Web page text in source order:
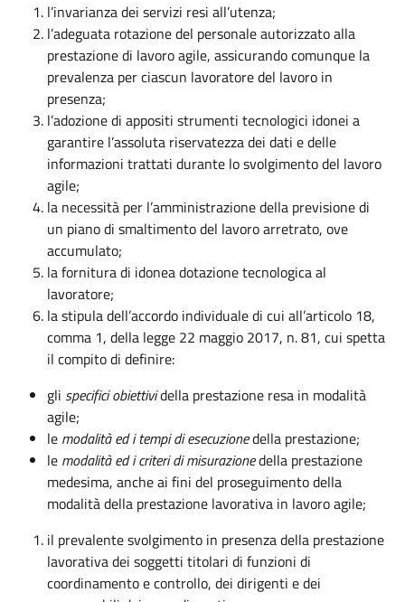
l’invarianza dei servizi resi all’utenza;
l’adeguata rotazione del personale autorizzato alla
prestazione di lavoro agile, assicurando comunque la
prevalenza per ciascun lavoratore del lavoro in
presenza;
l’adozione di appositi strumenti tecnologici idonei a
garantire l’assoluta riservatezza dei dati e delle
informazioni trattati durante lo svolgimento del lavoro
agile;
la necessità per l’amministrazione della previsione di
un piano di smaltimento del lavoro arretrato, ove
accumulato;
la fornitura di idonea dotazione tecnologica al
lavoratore;
la stipula dell’accordo individuale di cui all’articolo 18,
comma 1, della legge 22 maggio 2017, n. 81, cui spetta
il compito di definire:
gli specifici obiettividella prestazione resa in modalità
agile;
le modalità ed i tempi di esecuzionedella prestazione;
le modalità ed i criteri di misurazionedella prestazione
medesima, anche ai fini del proseguimento della
modalità della prestazione lavorativa in lavoro agile;
il prevalente svolgimento in presenza della prestazione
lavorativa dei soggetti titolari di funzioni di
coordinamento e controllo, dei dirigenti e dei